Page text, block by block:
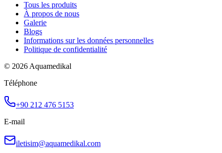
Tous les produits
À propos de nous
Galerie
Blogs
Informations sur les données personnelles
Politique de confidentialité
© 2026 Aquamedikal
Téléphone
+90 212 476 5153
E-mail
iletisim@aquamedikal.com